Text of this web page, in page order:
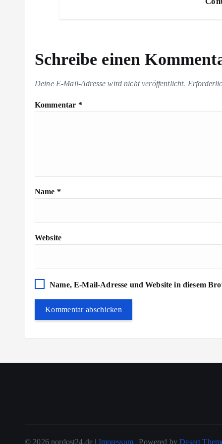
Schreibe einen
Deine E-Mail-Adresse wird nicht veröffentlicht.
Kommentar *
Name *
Website
Name, E-Mail-Adresse und Website in diesem
© 2026 nordost24.de | Impressum| Powered byDesert